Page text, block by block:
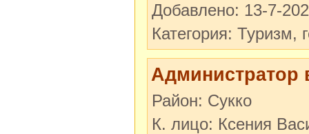
Добавлено: 13-7-
Категория: Туризм,
Администратор
Район: Сукко
К. лицо: Ксения